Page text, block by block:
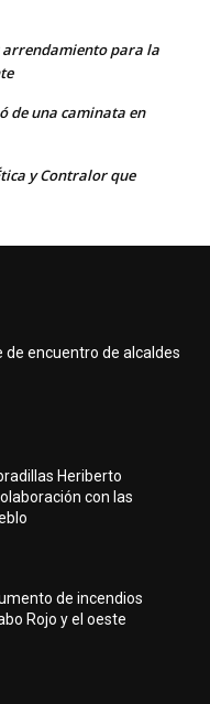
arrendamiento para la
de una caminata en
y Contralor que
de encuentro de alcaldes
Heriberto
con las
de incendios
Rojo y el oeste